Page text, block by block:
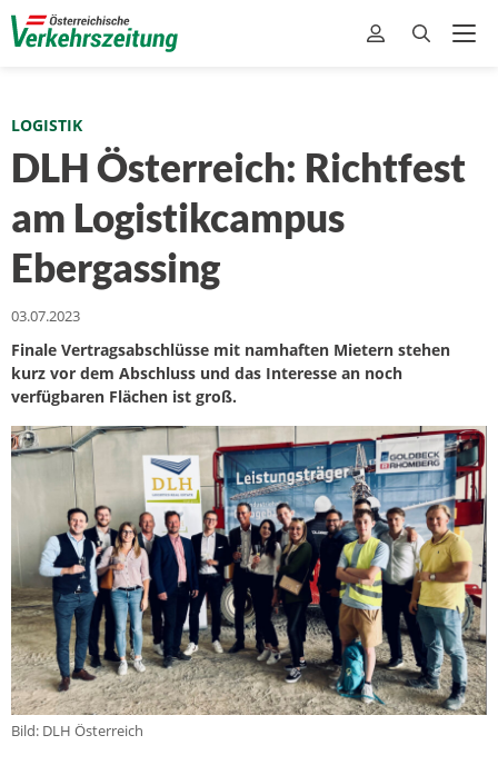
LOGISTIK
DLH Österreich: Richtfest
am Logistikcampus
Ebergassing
03.07.2023
Finale Vertragsabschlüsse mit namhaften Mietern stehen
kurz vor dem Abschluss und das Interesse an noch
verfügbaren Flächen ist groß.
Bild: DLH Österreich